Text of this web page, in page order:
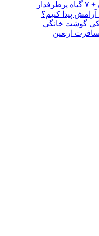
پیدا کنیم؟
گوشت خانگی
اربعین